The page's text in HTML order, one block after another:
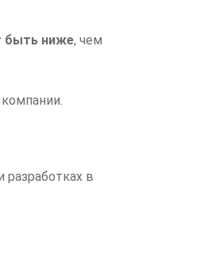
быть ниже, чем
разработках в